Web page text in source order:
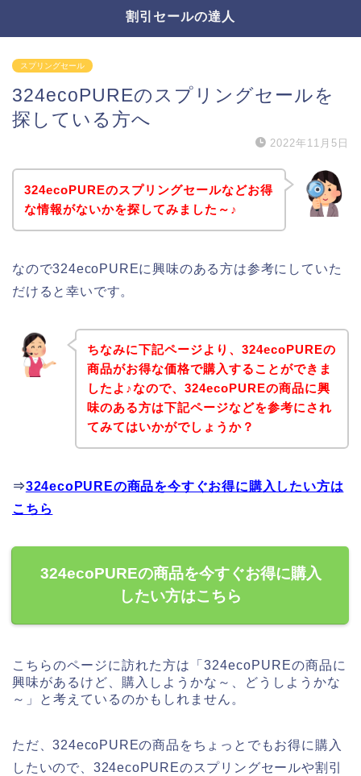
割引セールの達人
スプリングセール
324ecoPUREのスプリングセールを
探している方へ
2022年11月5日
324ecoPUREのスプリングセールなどお得
な情報がないかを探してみました～♪
なので324ecoPUREに興味のある方は参考にしていた
だけると幸いです。
ちなみに下記ページより、324ecoPUREの
商品がお得な価格で購入することができま
したよ♪なので、324ecoPUREの商品に興
味のある方は下記ページなどを参考にされ
てみてはいかがでしょうか？
⇒324ecoPUREの商品を今すぐお得に購入したい方は
こちら
324ecoPUREの商品を今すぐお得に購入
したい方はこちら
こちらのページに訪れた方は「324ecoPUREの商品に
興味があるけど、購入しようかな～、どうしようかな
～」と考えているのかもしれません。
ただ、324ecoPUREの商品をちょっとでもお得に購入
したいので、324ecoPUREのスプリングセールや割引